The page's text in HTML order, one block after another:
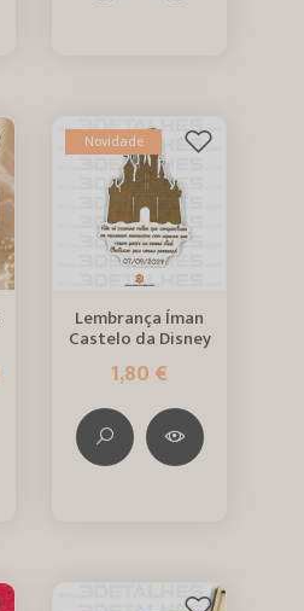
Novidade
Lembrança Íman
Castelo da Disney
1,80 €